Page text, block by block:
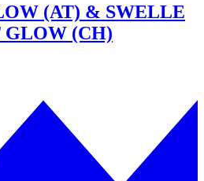
(AT) & SWELLE
GLOW (CH)